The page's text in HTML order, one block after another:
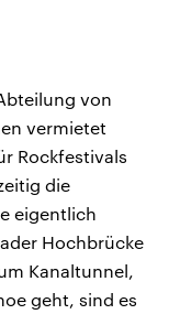
von
vermietet
Rockfestivals
die
eigentlich
Hochbrücke
Kanaltunnel,
geht, sind es